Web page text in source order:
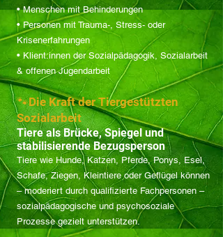
• Menschen mit Behinderungen
• Personen mit Trauma-, Stress- oder
Krisenerfahrungen
• Klient:innen der Sozialpädagogik, Sozialarbeit
& offenen Jugendarbeit
🐾Die Kraft der Tiergestützten
Sozialarbeit
Tiere als Brücke, Spiegel und
stabilisierende Bezugsperson
Tiere wie Hunde, Katzen, Pferde, Ponys, Esel,
Schafe, Ziegen, Kleintiere oder Geflügel können
– moderiert durch qualifizierte Fachpersonen –
sozialpädagogische und psychosoziale
Prozesse gezielt unterstützen.